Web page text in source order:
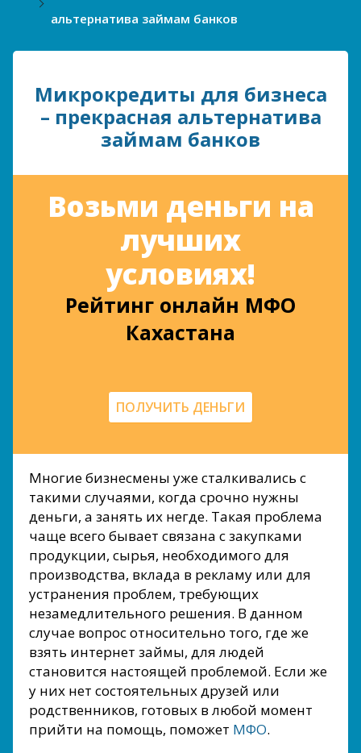
альтернатива займам банков
Микрокредиты для бизнеса
– прекрасная альтернатива
займам банков
Возьми деньги на
лучших
условиях!
Рейтинг онлайн МФО
Кахастана
ПОЛУЧИТЬ ДЕНЬГИ
Многие бизнесмены уже сталкивались с
такими случаями, когда срочно нужны
деньги, а занять их негде. Такая проблема
чаще всего бывает связана с закупками
продукции, сырья, необходимого для
производства, вклада в рекламу или для
устранения проблем, требующих
незамедлительного решения. В данном
случае вопрос относительно того, где же
взять интернет займы, для людей
становится настоящей проблемой. Если же
у них нет состоятельных друзей или
родственников, готовых в любой момент
прийти на помощь, поможет МФО.